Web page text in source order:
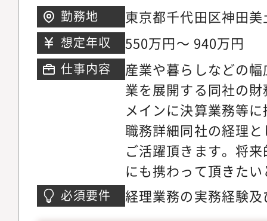
携われるポジション
社経理として幅広い
計、子会社管理など
ります・社内・社外
務遂行する醍醐味が
実力に応じ、海外駐
きます
勤務地
東京都千代田区神田
田ビル
想定年収 550万円～ 940万円
仕事内容
産業や暮らしなどの
業を展開する同社の
メインに決算業務等
職務詳細同社の経理
ご活躍頂きます。将
にも携わって頂きた
人税・消費税等の確
必須要件
経理業務の実務経験